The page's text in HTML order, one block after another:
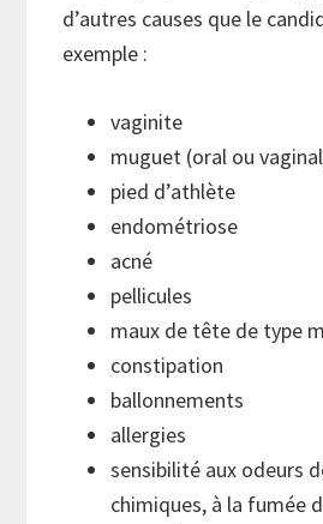
d’autres causes que le
exemple :
vaginite
muguet (oral ou
pied d’athlète
endométriose
acné
pellicules
maux de tête de type
constipation
ballonnements
allergies
sensibilité aux odeurs
chimiques, à la fumée